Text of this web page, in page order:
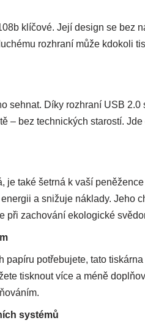
klíčové. Její design se bez
rozhraní může kdokoli
sehnat. Díky rozhraní USB
– bez technických starostí.
je také šetrná k vaší
a snižuje náklady. Jeho
při zachování ekologické
papíru potřebujete, tato
tisknout více a méně
systémů